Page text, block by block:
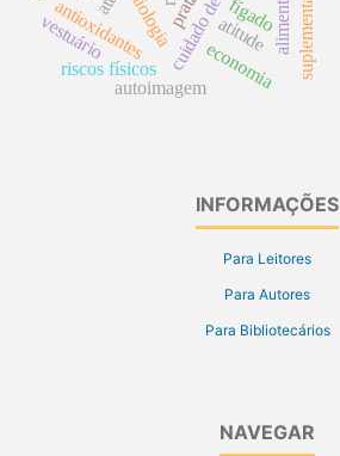
etiologia
antioxidantes
riscos físicos
autoimagem
vestuário
economia
fígado
atitude
INFORMAÇÕES
Para Leitores
Para Autores
Para Bibliotecários
NAVEGAR